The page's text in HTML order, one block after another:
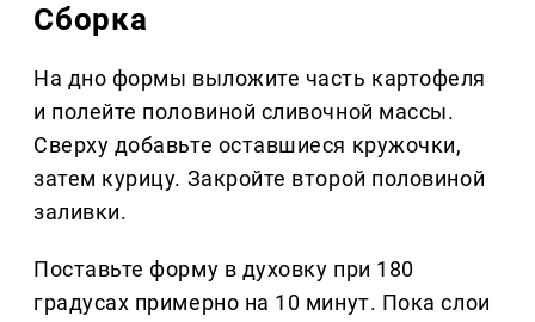
Сборка
На дно формы выложите часть картофеля
и полейте половиной сливочной массы.
Сверху добавьте оставшиеся кружочки,
затем курицу. Закройте второй половиной
заливки.
Поставьте форму в духовку при 180
градусах примерно на 10 минут. Пока слои